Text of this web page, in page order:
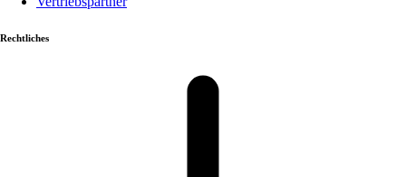
Rechtliches